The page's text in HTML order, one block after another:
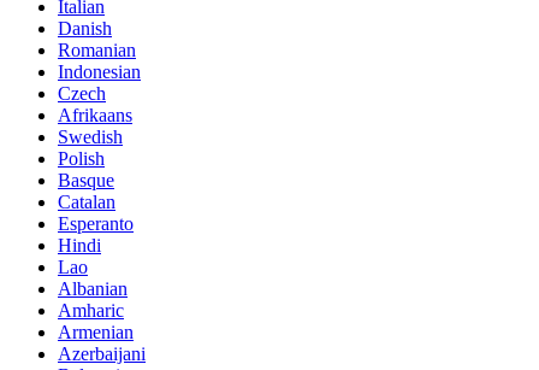
Italian
Danish
Romanian
Indonesian
Czech
Afrikaans
Swedish
Polish
Basque
Catalan
Esperanto
Hindi
Lao
Albanian
Amharic
Armenian
Azerbaijani